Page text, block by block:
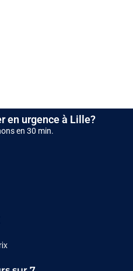
en urgence à Lille?
en 30 min.